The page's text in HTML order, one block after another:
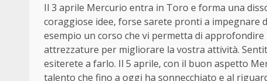
Il 3 aprile Mercurio entra in Toro e forma una
coraggiose idee, forse sarete pronti a impegnare
esempio un corso che vi permetta di
attrezzature per migliorare la vostra attività.
esiterete a farlo. Il 5 aprile, con il buon aspetto
talento che fino a oggi ha sonnecchiato e al